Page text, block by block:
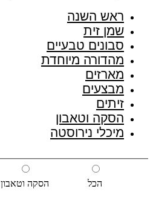
ראש השנה
שמן זית
סבונים טבעיים
מהדורה מיוחדת
מארזים
מבצעים
זיתים
הסקה וטאבון
מיכלי נירוסטה
הכל הסקה וטאבון